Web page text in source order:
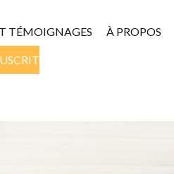
TÉMOIGNAGES À PROPOS